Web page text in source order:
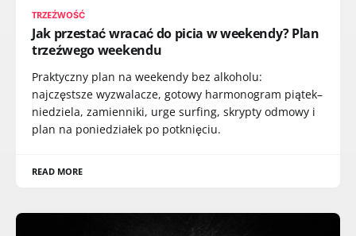
TRZEŹWOŚĆ
Jak przestać wracać do picia w weekendy? Plan
trzeźwego weekendu
Praktyczny plan na weekendy bez alkoholu:
najczęstsze wyzwalacze, gotowy harmonogram piątek–
niedziela, zamienniki, urge surfing, skrypty odmowy i
plan na poniedziałek po potknięciu.
READ MORE